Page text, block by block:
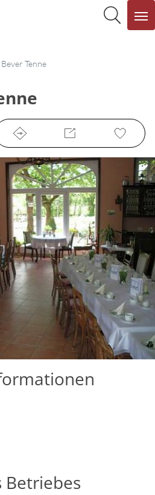
Tenne
Betriebes